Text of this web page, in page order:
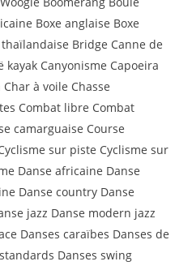
Boxe anglaise Boxe
Bridge Canne de
Canyonisme Capoeira
à voile Chasse
Combat libre Combat
camarguaise Course
sur piste Cyclisme sur
Danse africaine Danse
Danse country Danse
jazz Danse modern jazz
Danses caraïbes Danses de
Danses swing